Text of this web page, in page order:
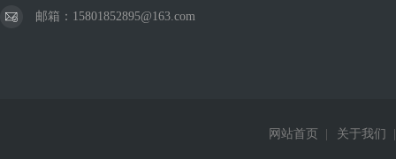
邮箱：15801852895@163.com
网站首页 关于我们